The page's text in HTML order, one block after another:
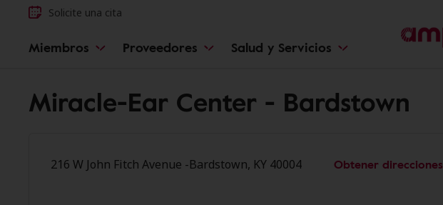
Solicite una cita
Miembros Proveedores Salud y Servicios
Miracle-Ear Center - Bardstown
216 W John Fitch Avenue -Bardstown, KY 40004 Obtener direcciones